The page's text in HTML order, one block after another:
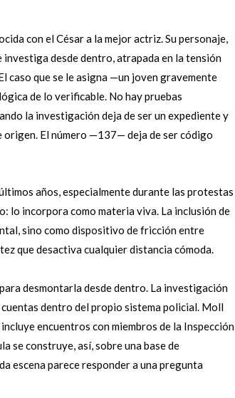
con el César a la mejor actriz. Su personaje,
desde dentro, atrapada en la tensión
caso que se le asigna —un joven gravemente
de lo verificable. No hay pruebas
la investigación deja de ser un expediente y
origen. El número —137— deja de ser código
años, especialmente durante las protestas
lo incorpora como materia viva. La inclusión de
sino como dispositivo de fricción entre
que desactiva cualquier distancia cómoda.
desmontarla desde dentro. La investigación
dentro del propio sistema policial. Moll
encuentros con miembros de la Inspección
se construye, así, sobre una base de
escena parece responder a una pregunta